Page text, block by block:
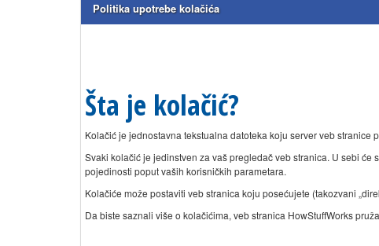
Politika upotrebe kolačića
Šta je kolačić?
Kolačić je jednostavna tekstualna datoteka koju server veb
Svaki kolačić je jedinstven za vaš pregledač veb stranica. U sebi
pojedinosti poput vaših korisničkih parametara.
Kolačiće može postaviti veb stranica koju posećujete (takozvani
Da biste saznali više o kolačićima, veb stranica HowStuffWorks